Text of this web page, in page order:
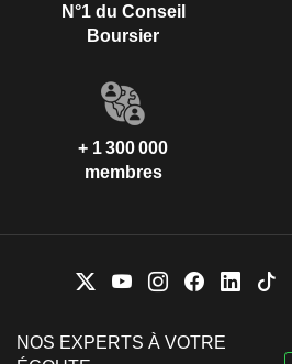
N°1 du Conseil
Boursier
+ 1 300 000
membres
NOS EXPERTS À VOTRE